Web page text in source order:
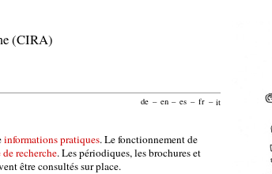
(CIRA)
de – en – es – fr – it
informations pratiques. Le fonctionnement de
recherche. Les périodiques, les brochures et
être consultés sur place.